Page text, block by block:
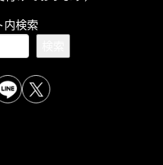
内検索